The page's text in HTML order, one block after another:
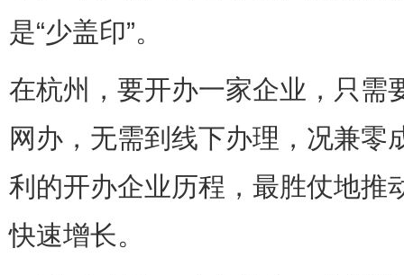
是“少盖印”。
在杭州，要开办一家企业，只需
网办，无需到线下办理，况兼零
利的开办企业历程，最胜仗地推
快速增长。